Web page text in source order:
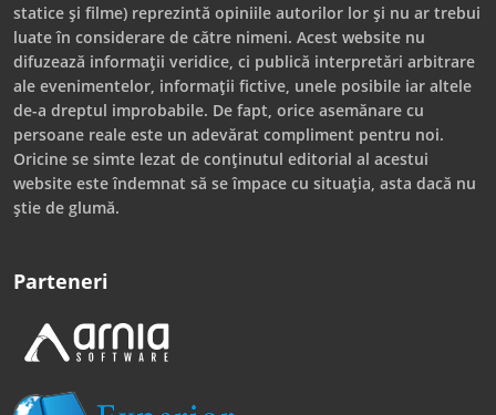
statice și filme) reprezintă opiniile autorilor lor și nu ar trebui
luate în considerare de către nimeni. Acest website nu
difuzează informații veridice, ci publică interpretări arbitrare
ale evenimentelor, informații fictive, unele posibile iar altele
de-a dreptul improbabile. De fapt, orice asemănare cu
persoane reale este un adevărat compliment pentru noi.
Oricine se simte lezat de conținutul editorial al acestui
website este îndemnat să se împace cu situația, asta dacă nu
știe de glumă.
Parteneri